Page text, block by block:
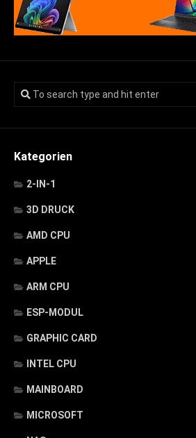
Kategorien
2-IN-1
3D DRUCK
AMD CPU
APPLE
ARM CPU
ESP-MODUL
GRAPHIC CARD
INTEL CPU
MAINBOARD
MICROSOFT